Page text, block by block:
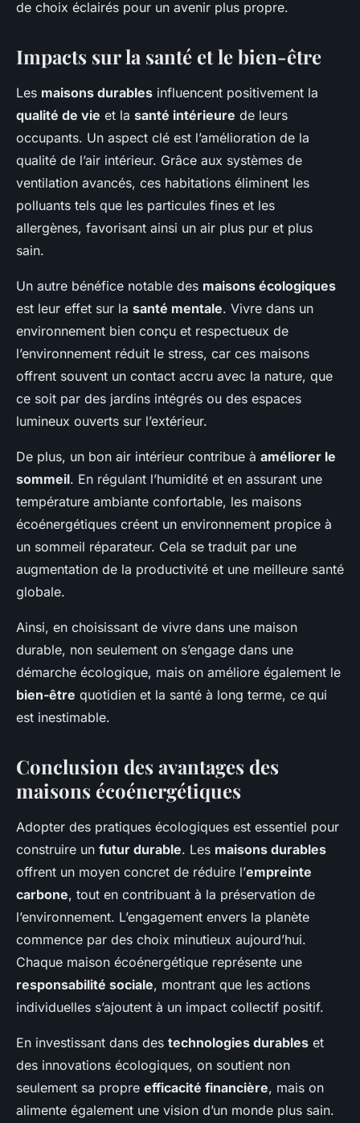
de choix éclairés pour un avenir plus propre.
Impacts sur la santé et le bien-être
Les maisons durables influencent positivement la
qualité de vie et la santé intérieure de leurs
occupants. Un aspect clé est l’amélioration de la
qualité de l’air intérieur. Grâce aux systèmes de
ventilation avancés, ces habitations éliminent les
polluants tels que les particules fines et les
allergènes, favorisant ainsi un air plus pur et plus
sain.
Un autre bénéfice notable des maisons écologiques
est leur effet sur la santé mentale. Vivre dans un
environnement bien conçu et respectueux de
l’environnement réduit le stress, car ces maisons
offrent souvent un contact accru avec la nature, que
ce soit par des jardins intégrés ou des espaces
lumineux ouverts sur l’extérieur.
De plus, un bon air intérieur contribue à améliorer le
sommeil. En régulant l’humidité et en assurant une
température ambiante confortable, les maisons
écoénergétiques créent un environnement propice à
un sommeil réparateur. Cela se traduit par une
augmentation de la productivité et une meilleure santé
globale.
Ainsi, en choisissant de vivre dans une maison
durable, non seulement on s’engage dans une
démarche écologique, mais on améliore également le
bien-être quotidien et la santé à long terme, ce qui
est inestimable.
Conclusion des avantages des
maisons écoénergétiques
Adopter des pratiques écologiques est essentiel pour
construire un futur durable. Les maisons durables
offrent un moyen concret de réduire l’empreinte
carbone, tout en contribuant à la préservation de
l’environnement. L’engagement envers la planète
commence par des choix minutieux aujourd’hui.
Chaque maison écoénergétique représente une
responsabilité sociale, montrant que les actions
individuelles s’ajoutent à un impact collectif positif.
En investissant dans des technologies durables et
des innovations écologiques, on soutient non
seulement sa propre efficacité financière, mais on
alimente également une vision d’un monde plus sain.